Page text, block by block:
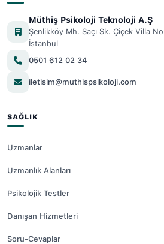
Müthiş Psikoloji Teknoloji A.Ş
Şenlikköy Mh. Saçı Sk. Çiçek Villa
İstanbul
0501 612 02 34
iletisim@muthispsikoloji.com
SAĞLIK
Uzmanlar
Uzmanlık Alanları
Psikolojik Testler
Danışan Hizmetleri
Soru-Cevaplar